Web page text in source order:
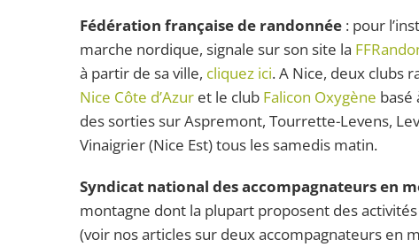
Fédération française de randonnée : pour
marche nordique, signale sur son site la
à partir de sa ville, cliquez ici. A Nice, deux clubs
Nice Côte d’Azur et le club Falicon Oxygène basé
des sorties sur Aspremont, Tourrette-Levens,
Vinaigrier (Nice Est) tous les samedis matin.
Syndicat national des accompagnateurs en
montagne dont la plupart proposent des
(voir nos articles sur deux accompagnateurs en